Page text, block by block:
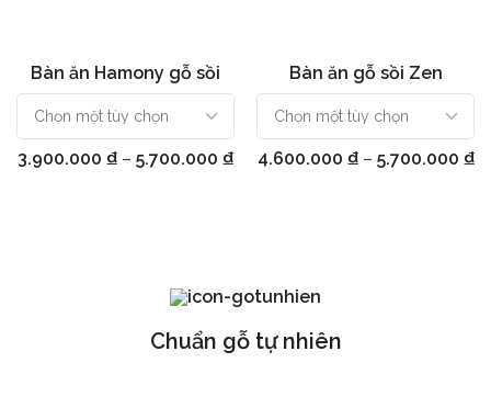
Chọn
Bàn ăn Hamony gỗ sồi
3.900.000 ₫ – 5.700.000 ₫
Chọn
Bàn ăn gỗ sồi Zen
4.600.000 ₫ – 5.700.000 ₫
Chuẩn gỗ tự nhiên